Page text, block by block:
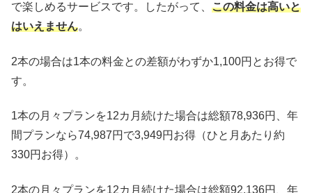
で楽しめるサービスです。したがって、 この料金は高いと
はいえません。
2本の場合は1本の料金との差額がわずか1,100円とお得で
す。
1本の月々プランを12カ月続けた場合は総額78,936円、年
間プランなら74,987円で3,949円お得（ひと月あたり約
330円お得）。
2本の月々プランを12カ月続けた場合は総額92,136円、年